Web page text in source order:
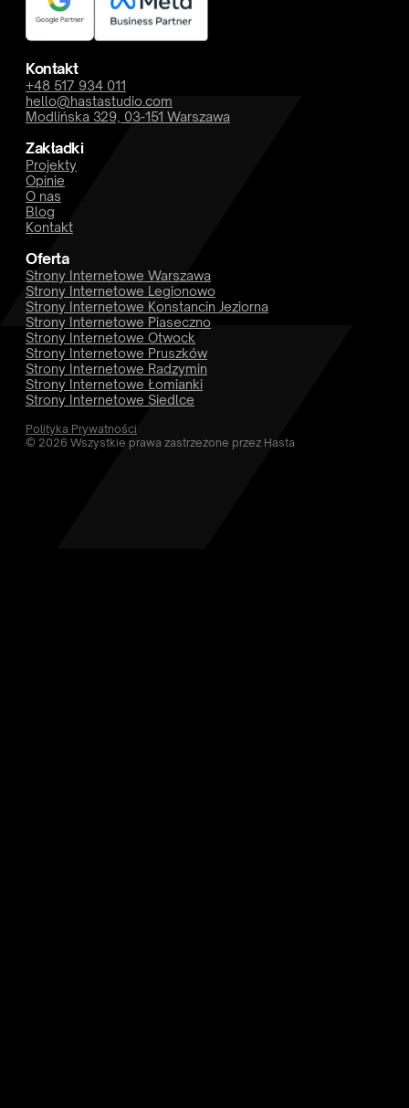
Kontakt
+48 517 934 011
hello@hastastudio.com
Modlińska 329, 03-151 Warszawa
Zakładki
Projekty
Opinie
O nas
Blog
Kontakt
Oferta
Strony Internetowe Warszawa
Strony Internetowe Legionowo
Strony Internetowe Konstancin Jeziorna
Strony Internetowe Piaseczno
Strony Internetowe Otwock
Strony Internetowe Pruszków
Strony Internetowe Radzymin
Strony Internetowe Łomianki
Strony Internetowe Siedlce
© 2026 Wszystkie prawa zastrzeżone przez Hasta
Polityka Prywatności